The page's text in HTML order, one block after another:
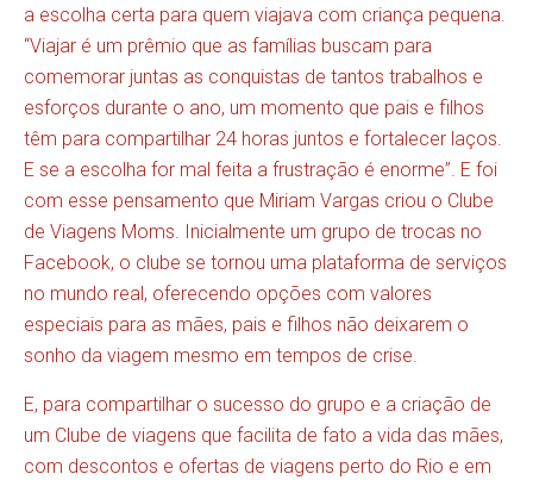
a escolha certa para quem viajava com criança pequena.
“Viajar é um prêmio que as famílias buscam para
comemorar juntas as conquistas de tantos trabalhos e
esforços durante o ano, um momento que pais e filhos
têm para compartilhar 24 horas juntos e fortalecer laços.
E se a escolha for mal feita a frustração é enorme”. E foi
com esse pensamento que Miriam Vargas criou o Clube
de Viagens Moms. Inicialmente um grupo de trocas no
Facebook, o clube se tornou uma plataforma de serviços
no mundo real, oferecendo opções com valores
especiais para as mães, pais e filhos não deixarem o
sonho da viagem mesmo em tempos de crise.
E, para compartilhar o sucesso do grupo e a criação de
um Clube de viagens que facilita de fato a vida das mães,
com descontos e ofertas de viagens perto do Rio e em